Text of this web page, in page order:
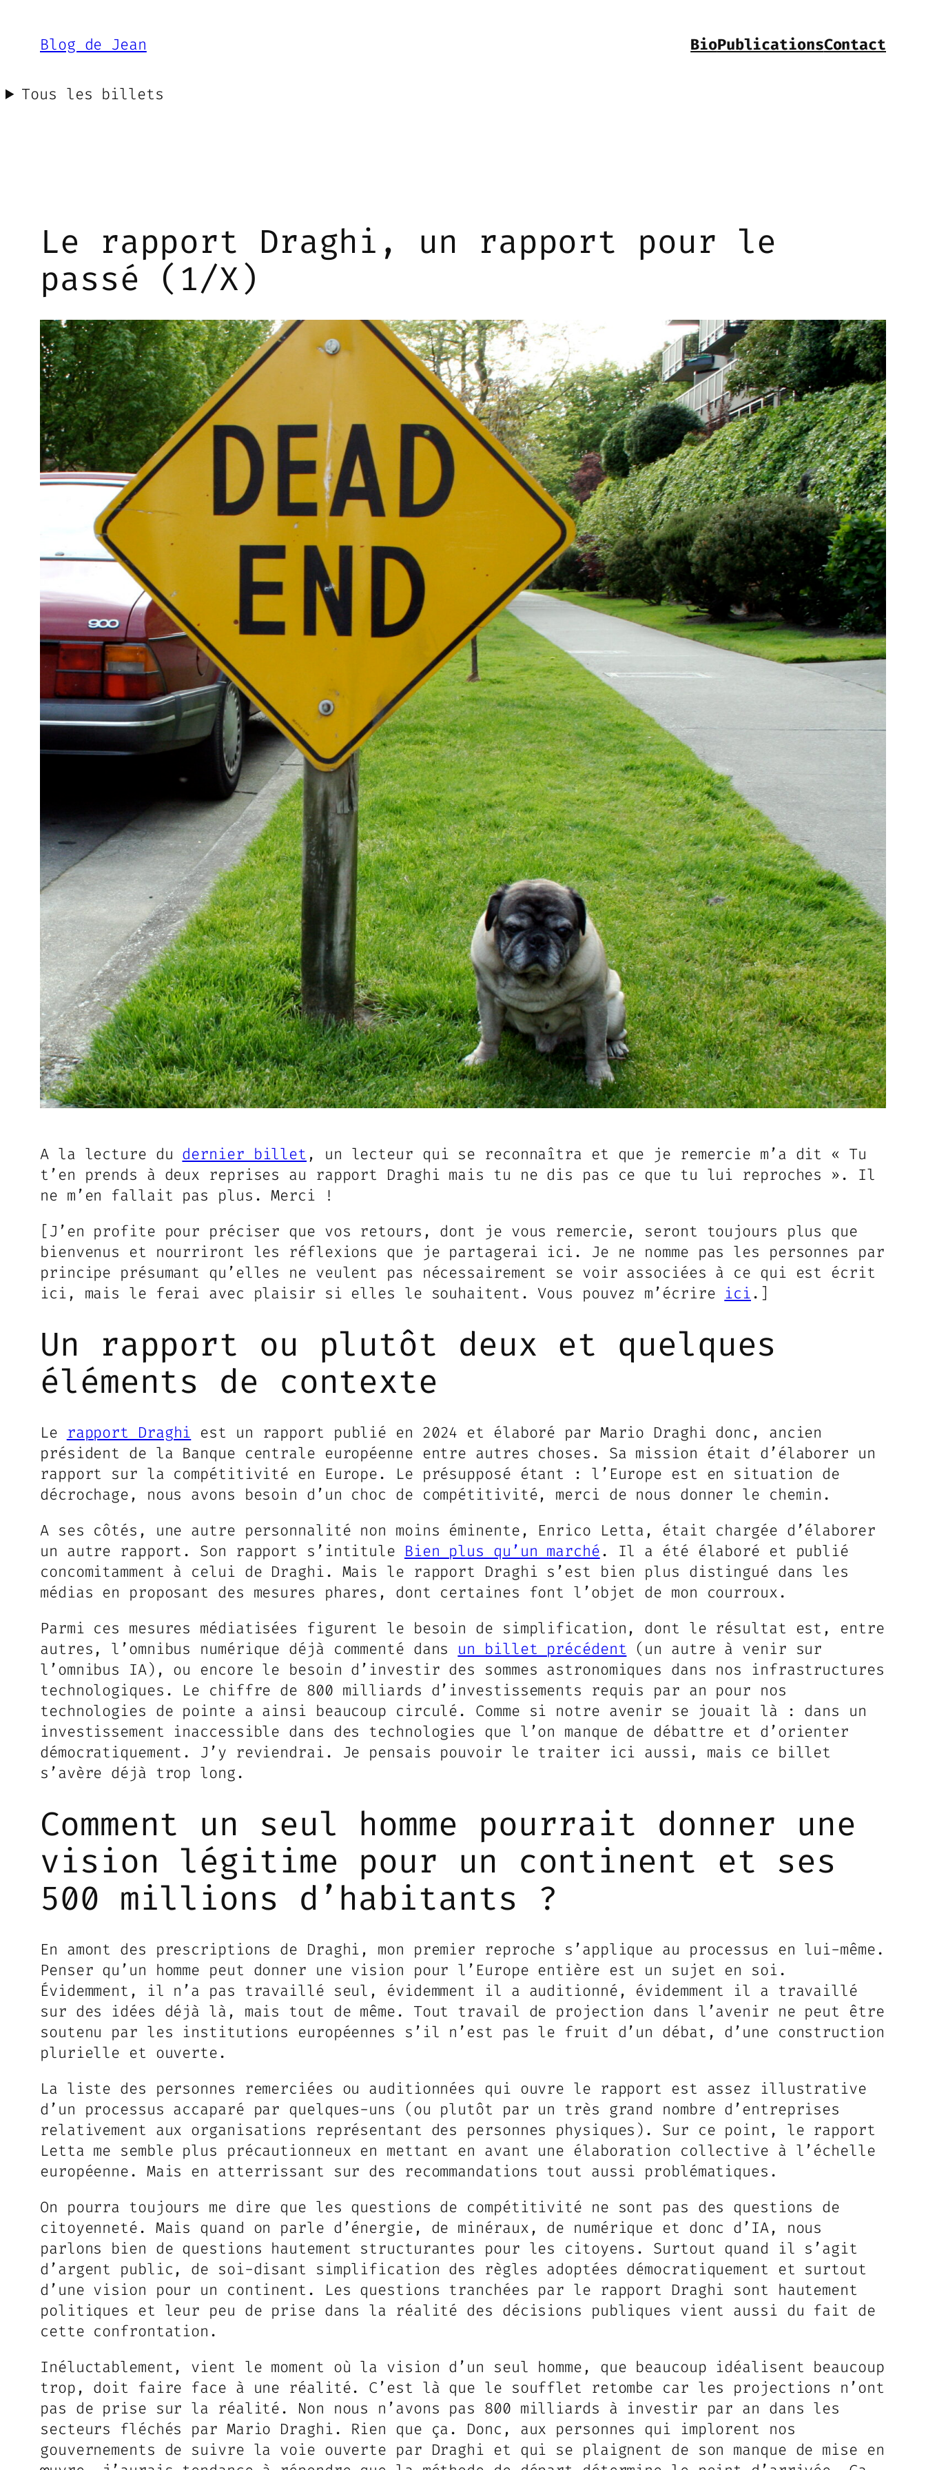
contenu
Blog de Jean BioPublicationsContact
Tous les billets
Le rapport Draghi, un rapport pour le
passé (1/X)
A la lecture du dernier billet , un lecteur qui se reconnaîtra et que je remercie m’a dit « Tu
t’en prends à deux reprises au rapport Draghi mais tu ne dis pas ce que tu lui reproches ». Il
ne m’en fallait pas plus. Merci !
[J’en profite pour préciser que vos retours, dont je vous remercie, seront toujours plus que
bienvenus et nourriront les réflexions que je partagerai ici. Je ne nomme pas les personnes par
principe présumant qu’elles ne veulent pas nécessairement se voir associées à ce qui est écrit
ici, mais le ferai avec plaisir si elles le souhaitent. Vous pouvez m’écrire ici.]
Un rapport ou plutôt deux et quelques
éléments de contexte
Le rapport Draghi est un rapport publié en 2024 et élaboré par Mario Draghi donc, ancien
président de la Banque centrale européenne entre autres choses. Sa mission était d’élaborer un
rapport sur la compétitivité en Europe. Le présupposé étant : l’Europe est en situation de
décrochage, nous avons besoin d’un choc de compétitivité, merci de nous donner le chemin.
A ses côtés, une autre personnalité non moins éminente, Enrico Letta, était chargée d’élaborer
un autre rapport. Son rapport s’intitule Bien plus qu’un marché. Il a été élaboré et publié
concomitamment à celui de Draghi. Mais le rapport Draghi s’est bien plus distingué dans les
médias en proposant des mesures phares, dont certaines font l’objet de mon courroux.
Parmi ces mesures médiatisées figurent le besoin de simplification, dont le résultat est, entre
autres, l’omnibus numérique déjà commenté dans un billet précédent (un autre à venir sur
l’omnibus IA), ou encore le besoin d’investir des sommes astronomiques dans nos infrastructures
technologiques. Le chiffre de 800 milliards d’investissements requis par an pour nos
technologies de pointe a ainsi beaucoup circulé. Comme si notre avenir se jouait là : dans un
investissement inaccessible dans des technologies que l’on manque de débattre et d’orienter
démocratiquement. J’y reviendrai. Je pensais pouvoir le traiter ici aussi, mais ce billet
s’avère déjà trop long.
Comment un seul homme pourrait donner une
vision légitime pour un continent et ses
500 millions d’habitants ?
En amont des prescriptions de Draghi, mon premier reproche s’applique au processus en lui-même.
Penser qu’un homme peut donner une vision pour l’Europe entière est un sujet en soi.
Évidemment, il n’a pas travaillé seul, évidemment il a auditionné, évidemment il a travaillé
sur des idées déjà là, mais tout de même. Tout travail de projection dans l’avenir ne peut être
soutenu par les institutions européennes s’il n’est pas le fruit d’un débat, d’une construction
plurielle et ouverte.
La liste des personnes remerciées ou auditionnées qui ouvre le rapport est assez illustrative
d’un processus accaparé par quelques-uns (ou plutôt par un très grand nombre d’entreprises
relativement aux organisations représentant des personnes physiques). Sur ce point, le rapport
Letta me semble plus précautionneux en mettant en avant une élaboration collective à l’échelle
européenne. Mais en atterrissant sur des recommandations tout aussi problématiques.
On pourra toujours me dire que les questions de compétitivité ne sont pas des questions de
citoyenneté. Mais quand on parle d’énergie, de minéraux, de numérique et donc d’IA, nous
parlons bien de questions hautement structurantes pour les citoyens. Surtout quand il s’agit
d’argent public, de soi-disant simplification des règles adoptées démocratiquement et surtout
d’une vision pour un continent. Les questions tranchées par le rapport Draghi sont hautement
politiques et leur peu de prise dans la réalité des décisions publiques vient aussi du fait de
cette confrontation.
Inéluctablement, vient le moment où la vision d’un seul homme, que beaucoup idéalisent beaucoup
trop, doit faire face à une réalité. C’est là que le soufflet retombe car les projections n’ont
pas de prise sur la réalité. Non nous n’avons pas 800 milliards à investir par an dans les
secteurs fléchés par Mario Draghi. Rien que ça. Donc, aux personnes qui implorent nos
gouvernements de suivre la voie ouverte par Draghi et qui se plaignent de son manque de mise en